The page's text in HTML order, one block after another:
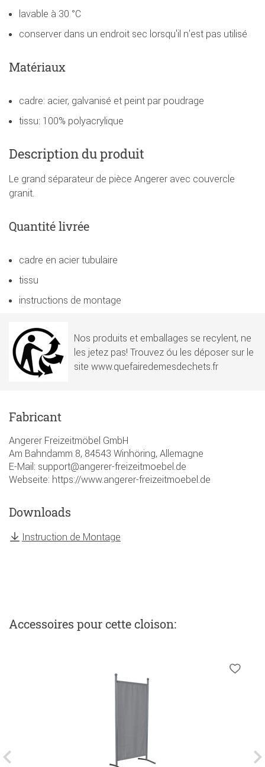
lavable à 30 °C
conserver dans un endroit sec lorsqu'il n'est pas utilisé
Matériaux
cadre: acier, galvanisé et peint par poudrage
tissu: 100% polyacrylique
Description du produit
Le grand séparateur de pièce Angerer avec couvercle
granit.
Quantité livrée
cadre en acier tubulaire
tissu
instructions de montage
Nos produits et emballages se recylent, ne
les jetez pas! Trouvez óu les déposer sur le
site www.quefairedemesdechets.fr
Fabricant
Angerer Freizeitmöbel GmbH
Am Bahndamm 8, 84543 Winhöring, Allemagne
E-Mail: support@angerer-freizeitmoebel.de
Webseite: https://www.angerer-freizeitmoebel.de
Downloads
Instruction de Montage
Accessoires pour cette cloison: